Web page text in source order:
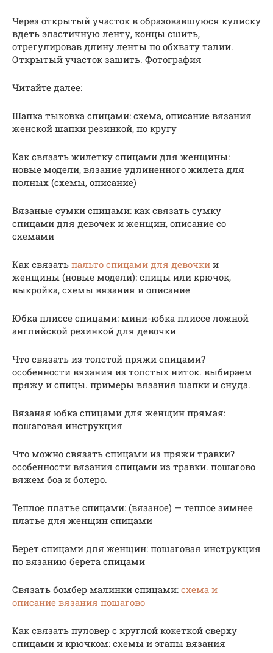
Через открытый участок в образовавшуюся кулиску
вдеть эластичную ленту, концы сшить,
отрегулировав длину ленты по обхвату талии.
Открытый участок зашить. Фотография
Читайте далее:
Шапка тыковка спицами: схема, описание вязания
женской шапки резинкой, по кругу
Как связать жилетку спицами для женщины:
новые модели, вязание удлиненного жилета для
полных (схемы, описание)
Вязаные сумки спицами: как связать сумку
спицами для девочек и женщин, описание со
схемами
Как связать пальто спицами для девочки и
женщины (новые модели): спицы или крючок,
выкройка, схемы вязания и описание
Юбка плиссе спицами: мини-юбка плиссе ложной
английской резинкой для девочки
Что связать из толстой пряжи спицами?
особенности вязания из толстых ниток. выбираем
пряжу и спицы. примеры вязания шапки и снуда.
Вязаная юбка спицами для женщин прямая:
пошаговая инструкция
Что можно связать спицами из пряжи травки?
особенности вязания спицами из травки. пошагово
вяжем боа и болеро.
Теплое платье спицами: (вязаное) — теплое зимнее
платье для женщин спицами
Берет спицами для женщин: пошаговая инструкция
по вязанию берета спицами
Связать бомбер малинки спицами: схема и
описание вязания пошагово
Как связать пуловер с круглой кокеткой сверху
спицами и крючком: схемы и этапы вязания